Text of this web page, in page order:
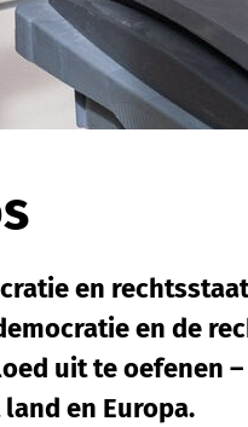
en
en de
uit te oefenen
en Europa.